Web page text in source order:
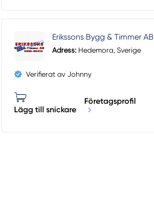
Erikssons Bygg & Timmer AB
Adress:Hedemora, Sverige
Verifierat av Johnny
Lägg till snickare
Företagsprofil